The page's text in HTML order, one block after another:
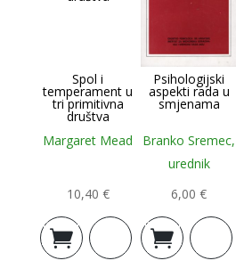
Spol i
temperament u
tri primitivna
društva
Margaret Mead
10,40 €
Dodaj u
košaricu
Psihologijski
aspekti rada u
smjenama
Branko Sremec,
urednik
6,00€
Dodaj u
košaricu